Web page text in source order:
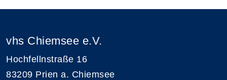
vhs Chiemsee e.V.
Hochfellnstraße 16
83209 Prien a. Chiemsee